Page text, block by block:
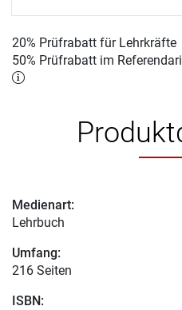
20% Prüfrabatt für Lehrkräfte
50% Prüfrabatt im
Medienart:
Lehrbuch
Umfang:
216 Seiten
ISBN: